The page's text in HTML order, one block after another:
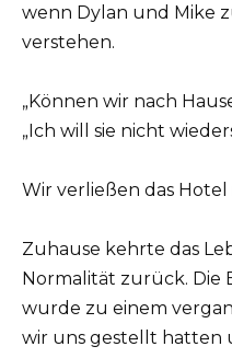
wenn Dylan und Mike
verstehen.
„Können wir nach
„Ich will sie nicht
Wir verließen das
Zuhause kehrte das
Normalität zurück. Die
wurde zu einem
wir uns gestellt hatten